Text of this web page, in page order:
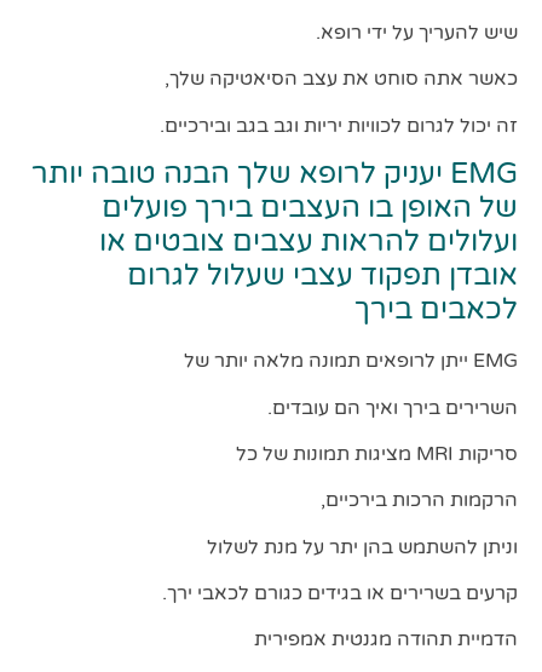
שיש להעריך על ידי רופא.
כאשר אתה סוחט את עצב הסיאטיקה שלך,
זה יכול לגרום לכוויות יריות וגב בגב ובירכיים.
EMG יעניק לרופא שלך הבנה טובה יותר
של האופן בו העצבים בירך פועלים
ועלולים להראות עצבים צובטים או
אובדן תפקוד עצבי שעלול לגרום
לכאבים בירך
EMG ייתן לרופאים תמונה מלאה יותר של
השרירים בירך ואיך הם עובדים.
סריקות MRI מציגות תמונות של כל
הרקמות הרכות בירכיים,
וניתן להשתמש בהן יתר על מנת לשלול
קרעים בשרירים או בגידים כגורם לכאבי ירך.
הדמיית תהודה מגנטית אמפירית